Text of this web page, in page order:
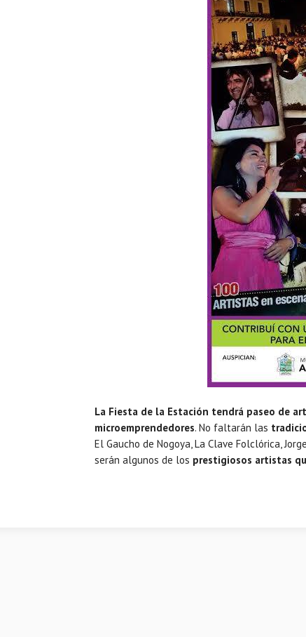
La Fiesta de la Estación tendrá paseo de
microemprendedores. No faltarán las
El Gaucho de Nogoya, La Clave Folclórica,
serán algunos de los prestigiosos artistas